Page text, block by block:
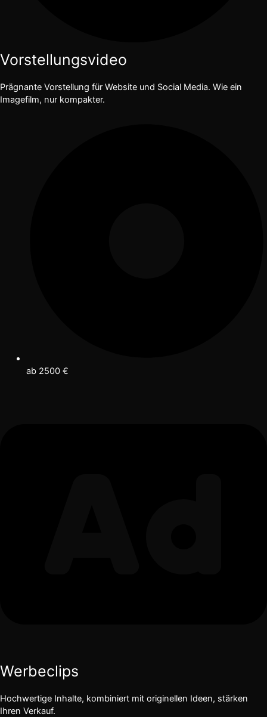
Vorstellungsvideo
Prägnante Vorstellung für Website und Social Media. Wie ein
Imagefilm, nur kompakter.
ab 2500 €
Werbeclips
Hochwertige Inhalte, kombiniert mit originellen Ideen, stärken
Ihren Verkauf.